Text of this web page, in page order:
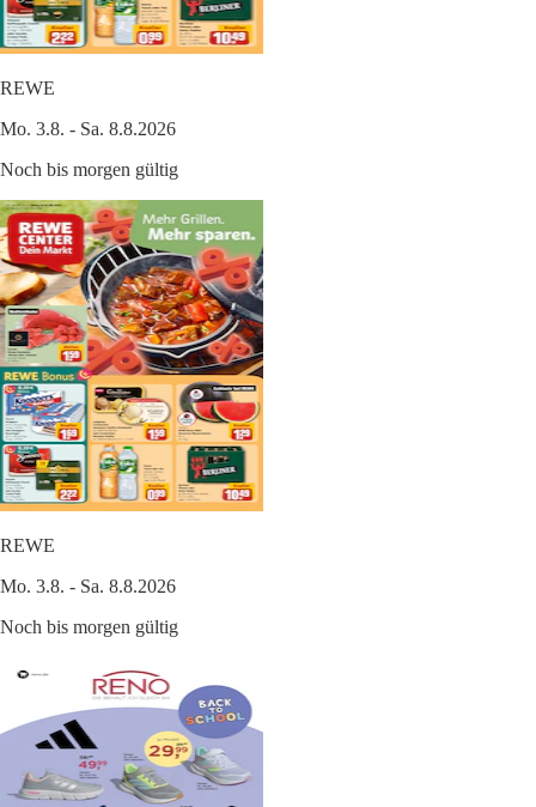
REWE
Mo. 3.8. - Sa. 8.8.2026
Noch bis morgen gültig
REWE
Mo. 3.8. - Sa. 8.8.2026
Noch bis morgen gültig